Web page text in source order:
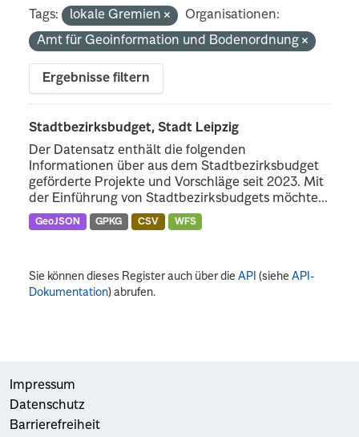
Tags: lokale Gremien
Organisationen:
Amt für Geoinformation und Bodenordnung
Ergebnisse filtern
Stadtbezirksbudget, Stadt Leipzig
Der Datensatz enthält die folgenden
Informationen über aus dem Stadtbezirksbudget
geförderte Projekte und Vorschläge seit 2023. Mit
der Einführung von Stadtbezirksbudgets möchte...
GeoJSON GPKG CSV WFS
Sie können dieses Register auch über dieAPI (sieheAPI-
Dokumentation) abrufen.
Impressum
Datenschutz
Barrierefreiheit